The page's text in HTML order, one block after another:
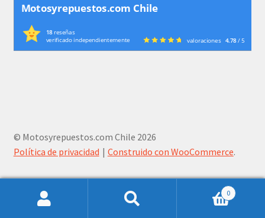
Motosyrepuestos.com Chile
18reseñas
verificado independientemente valoraciones 4.78/ 5
© Motosyrepuestos.com Chile 2026
Política de privacidad
Construido con WooCommerce.
0